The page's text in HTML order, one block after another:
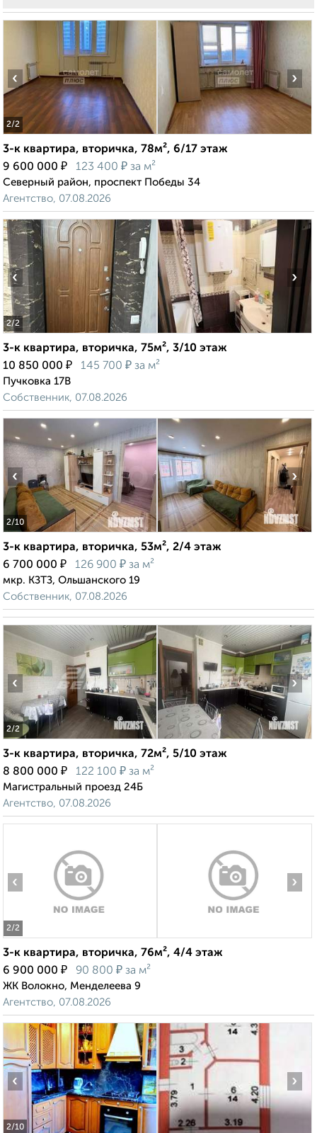
2/2
‹ ›
3-к квартира, вторичка, 78м², 6/17 этаж
9 600 000 ₽ 123 400 ₽ за м²
Северный район, проспект Победы 34
Агентство, 07.08.2026
2/2
‹ ›
3-к квартира, вторичка, 75м², 3/10 этаж
10 850 000 ₽ 145 700 ₽ за м²
Пучковка 17В
Собственник, 07.08.2026
2/10
‹ ›
3-к квартира, вторичка, 53м², 2/4 этаж
6 700 000 ₽ 126 900 ₽ за м²
мкр. КЗТЗ, Ольшанского 19
Собственник, 07.08.2026
2/2
‹ ›
3-к квартира, вторичка, 72м², 5/10 этаж
8 800 000 ₽ 122 100 ₽ за м²
Магистральный проезд 24Б
Агентство, 07.08.2026
2/2
‹ ›
3-к квартира, вторичка, 76м², 4/4 этаж
6 900 000 ₽ 90 800 ₽ за м²
ЖК Волокно, Менделеева 9
Агентство, 07.08.2026
2/10
‹ ›